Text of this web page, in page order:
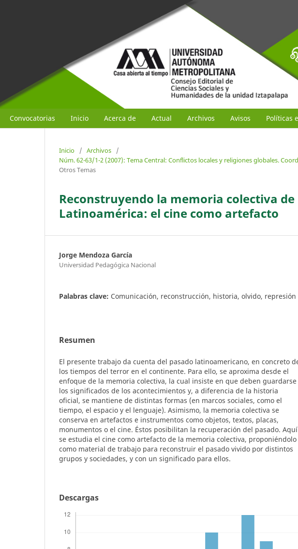
Convocatorias Inicio Acerca de Actual Archivos Avisos Políticas
Inicio / Archivos
/
Núm. 62-63/1-2 (2007): Tema Central: Conflictos locales y religiones globales.
Otros Temas
Reconstruyendo la memoria colectiva
Latinoamérica: el cine como artefacto
Jorge Mendoza García
Universidad Pedagógica Nacional
Palabras clave: Comunicación, reconstrucción, historia, olvido, represión
Resumen
El presente trabajo da cuenta del pasado latinoamericano, en concreto
los tiempos del terror en el continente. Para ello, se aproxima desde el
enfoque de la memoria colectiva, la cual insiste en que deben guardarse
los significados de los acontecimientos y, a diferencia de la historia
oficial, se mantiene de distintas formas (en marcos sociales, como el
tiempo, el espacio y el lenguaje). Asimismo, la memoria colectiva se
conserva en artefactos e instrumentos como objetos, textos, placas,
monumentos o el cine. Éstos posibilitan la recuperación del pasado. Aquí
se estudia el cine como artefacto de la memoria colectiva, proponiéndolo
como material de trabajo para reconstruir el pasado vivido por distintos
grupos y sociedades, y con un significado para ellos.
Descargas